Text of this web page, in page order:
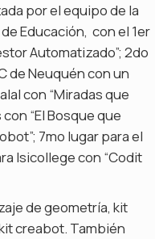
por el equipo de la
Educación, con el 1er
Automatizado”; 2do
de Neuquén con un
con “Miradas que
“El Bosque que
7mo lugar para el
Isicollege con “Codit
de geometría, kit
creabot. También